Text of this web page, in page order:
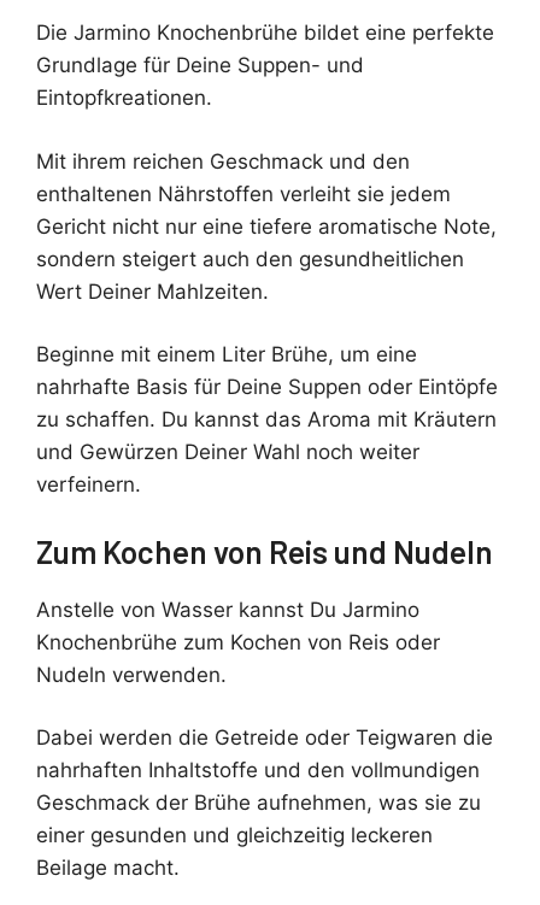
Die Jarmino Knochenbrühe bildet eine perfekte
Grundlage für Deine Suppen- und
Eintopfkreationen.
Mit ihrem reichen Geschmack und den
enthaltenen Nährstoffen verleiht sie jedem
Gericht nicht nur eine tiefere aromatische Note,
sondern steigert auch den gesundheitlichen
Wert Deiner Mahlzeiten.
Beginne mit einem Liter Brühe, um eine
nahrhafte Basis für Deine Suppen oder Eintöpfe
zu schaffen. Du kannst das Aroma mit Kräutern
und Gewürzen Deiner Wahl noch weiter
verfeinern.
Zum Kochen von Reis und Nudeln
Anstelle von Wasser kannst Du Jarmino
Knochenbrühe zum Kochen von Reis oder
Nudeln verwenden.
Dabei werden die Getreide oder Teigwaren die
nahrhaften Inhaltstoffe und den vollmundigen
Geschmack der Brühe aufnehmen, was sie zu
einer gesunden und gleichzeitig leckeren
Beilage macht.